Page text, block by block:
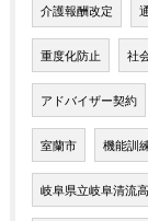
介護報酬改定
重度化防止 社
アドバイザー契約
室蘭市 機能訓
岐阜県立岐阜清流